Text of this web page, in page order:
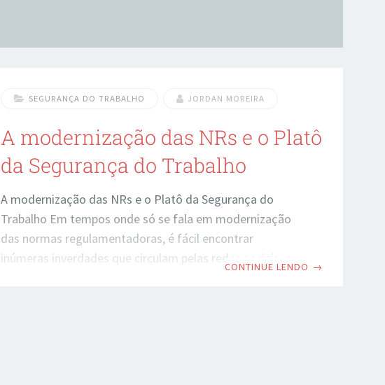
SEGURANÇA DO TRABALHO JORDAN MOREIRA
A modernização das NRs e o Platô
da Segurança do Trabalho
A modernização das NRs e o Platô da Segurança do
Trabalho Em tempos onde só se fala em modernização
das normas regulamentadoras, é fácil encontrar
inúmeras inverdades que circulam pelas redes sociais, e
CONTINUE LENDO →